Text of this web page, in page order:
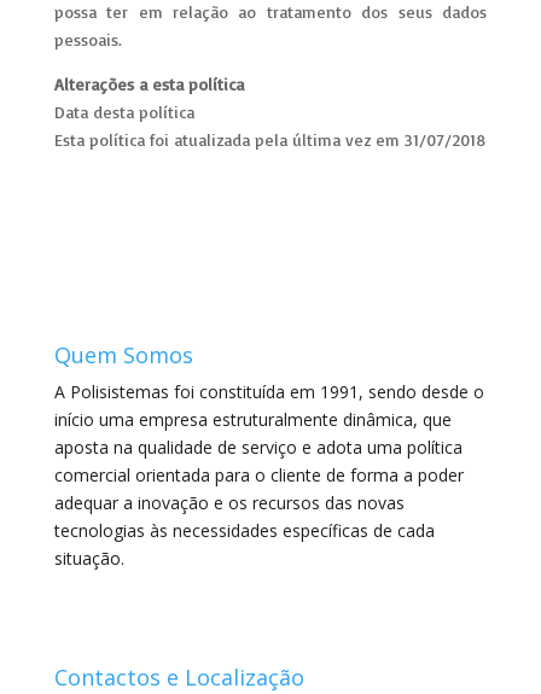
possa ter em relação ao tratamento dos seus dados
pessoais.
Alterações a esta política
Data desta política
Esta política foi atualizada pela última vez em 31/07/2018
Quem Somos
A Polisistemas foi constituída em 1991, sendo desde o
início uma empresa estruturalmente dinâmica, que
aposta na qualidade de serviço e adota uma política
comercial orientada para o cliente de forma a poder
adequar a inovação e os recursos das novas
tecnologias às necessidades específicas de cada
situação.
Contactos e Localização